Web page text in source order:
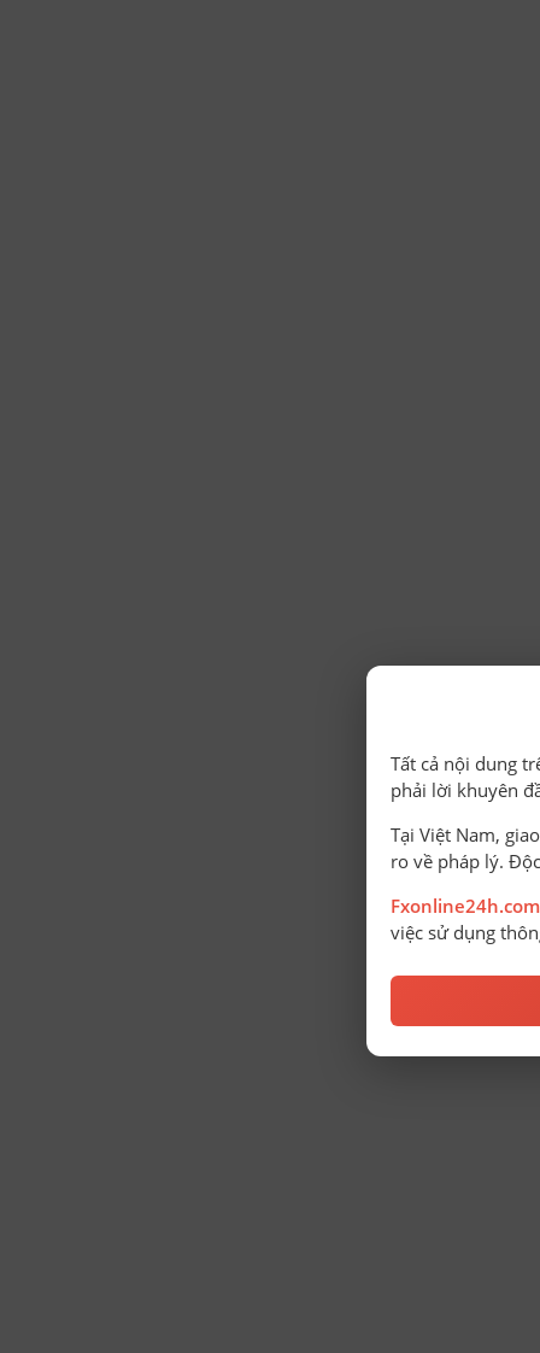
Tất cả nội dung
phải lời khuyên
Tại Việt Nam,
ro về pháp lý.
Fxonline24h.com
việc sử dụng